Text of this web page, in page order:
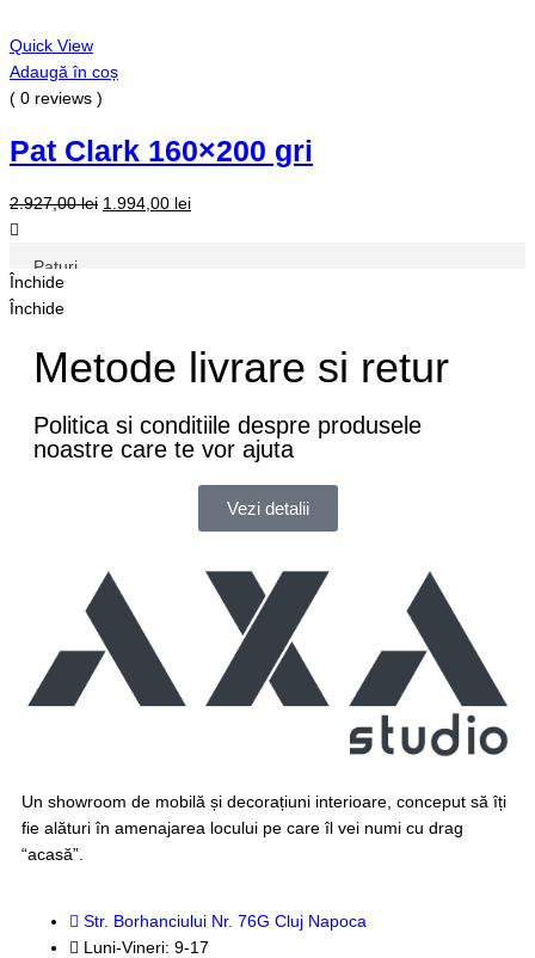
Quick View
Adaugă în coș
( 0 reviews )
Pat Clark 160×200 gri
2.927,00lei 1.994,00 lei
Paturi
Saltele
Panouri Decorative si riflaje
Mese
GARANȚIE
Închide
Închide
Metode livrare si retur
Politica si conditiile despre produsele
noastre care te vor ajuta
Vezi detalii
Un showroom de mobilă și decorațiuni interioare, conceput să îți
fie alături în amenajarea locului pe care îl vei numi cu drag
“acasă”.
Str. Borhanciului Nr. 76G Cluj Napoca
Luni-Vineri: 9-17